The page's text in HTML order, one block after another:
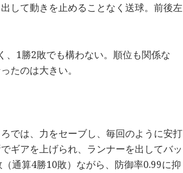
して動きを止めることなく送球。前後左
、1勝2敗でも構わない。順位も関係な
たのは大きい。
では、力をセーブし、毎回のように安打
ギアを上げられ、ランナーを出してバッ
通算4勝10敗）ながら、防御率0.99に抑